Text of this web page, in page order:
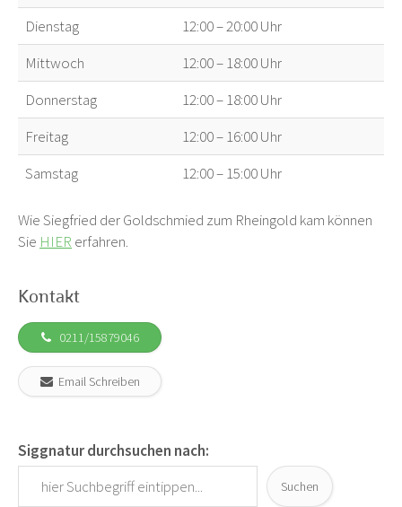
Dienstag
12:00 – 20:00 Uhr
Mittwoch
12:00 – 18:00 Uhr
Donnerstag
12:00 – 18:00 Uhr
Freitag
12:00 – 16:00 Uhr
Samstag
12:00 – 15:00 Uhr
Wie Siegfried der Goldschmied zum Rheingold kam können
Sie HIER erfahren.
Kontakt
0211/15879046
Email Schreiben
Siggnatur durchsuchen nach:
Suchen